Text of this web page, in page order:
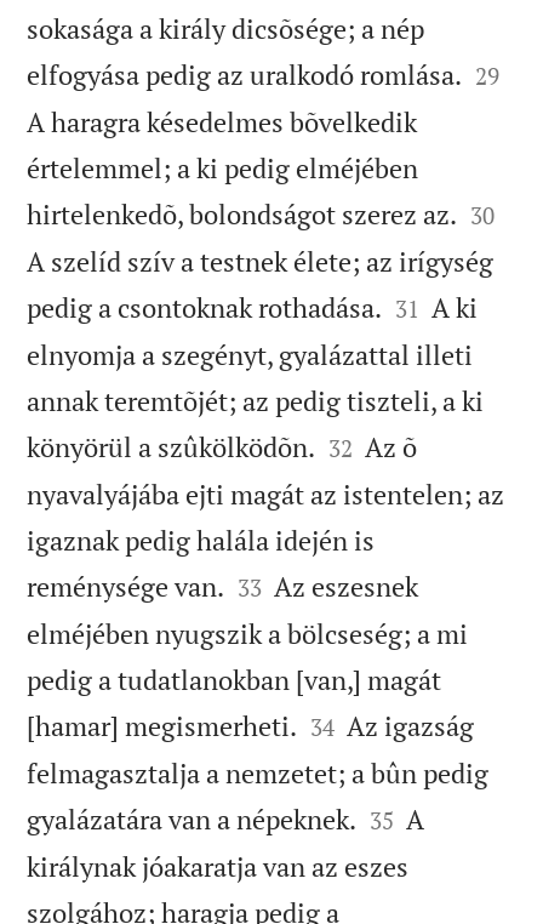
sokasága a király dicsõsége; a nép
elfogyása pedig az uralkodó romlása. 

29
A haragra késedelmes bõvelkedik
értelemmel; a ki pedig elméjében
hirtelenkedõ, bolondságot szerez az. 

30
A szelíd szív a testnek élete; az irígység
pedig a csontoknak rothadása. 

31 A ki
elnyomja a szegényt, gyalázattal illeti
annak teremtõjét; az pedig tiszteli, a ki
könyörül a szûkölködõn. 

32 Az õ
nyavalyájába ejti magát az istentelen; az
igaznak pedig halála idején is
reménysége van. 

33 Az eszesnek
elméjében nyugszik a bölcseség; a mi
pedig a tudatlanokban [van,] magát
[hamar] megismerheti. 

34 Az igazság
felmagasztalja a nemzetet; a bûn pedig
gyalázatára van a népeknek. 

35 A
királynak jóakaratja van az eszes
szolgához; haragja pedig a